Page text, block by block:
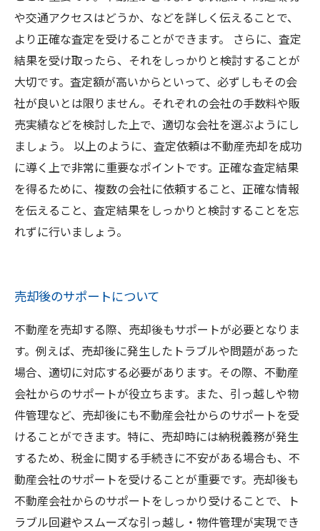
や交通アクセスはどうか、などを詳しく伝えることで、
より正確な査定を受けることができます。 さらに、査定
結果を受け取ったら、それをしっかりと検討することが
大切です。査定額が高いからといって、必ずしもその会
社が良いとは限りません。それぞれの会社の手数料や販
売実績などを検討した上で、適切な会社を選ぶようにし
ましょう。 以上のように、査定依頼は不動産売却を成功
に導く上で非常に重要なポイントです。正確な査定結果
を得るために、複数の会社に依頼すること、正確な情報
を伝えること、査定結果をしっかりと検討することを忘
れずに行いましょう。
売却後のサポートについて
不動産を売却する際、売却後もサポートが必要となりま
す。例えば、売却後に発生したトラブルや問題があった
場合、適切に対応する必要があります。その際、不動産
会社からのサポートが役立ちます。また、引っ越しや物
件管理など、売却後にも不動産会社からのサポートを受
けることができます。特に、売却時には納税義務が発生
するため、税金に関する手続きに不安がある場合も、不
動産会社のサポートを受けることが重要です。売却後も
不動産会社からのサポートをしっかり受けることで、ト
ラブル回避やスムーズな引っ越し・物件管理が実現でき